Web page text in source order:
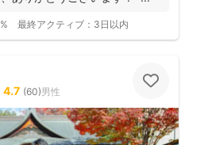
最終アクティブ： 3日以内
4.7 (60)男性